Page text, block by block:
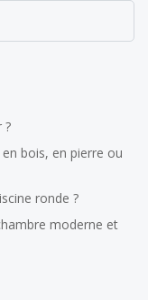
?
bois, en pierre ou
ronde ?
moderne et